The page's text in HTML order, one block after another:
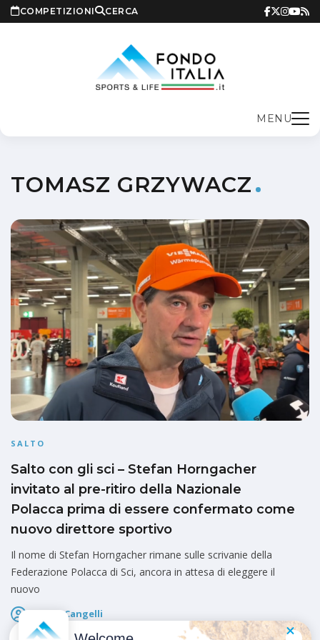
COMPETIZIONI CERCA
MENU
TOMASZ GRZYWACZ
SALTO
Salto con gli sci – Stefan Horngacher
invitato al pre-ritiro della Nazionale
Polacca prima di essere confermato come
nuovo direttore sportivo
Il nome di Stefan Horngacher rimane sulle scrivanie della
Federazione Polacca di Sci, ancora in attesa di eleggere il
nuovo
Marco Cangelli
Pubblicato il